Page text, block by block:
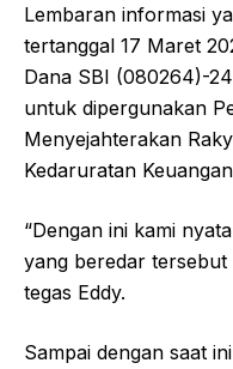
Lembaran informasi
tertanggal 17 Maret
Dana SBI (080264)-
untuk dipergunakan
Menyejahterakan
Kedaruratan
“Dengan ini kami
yang beredar tersebut
tegas Eddy.
Sampai dengan saat